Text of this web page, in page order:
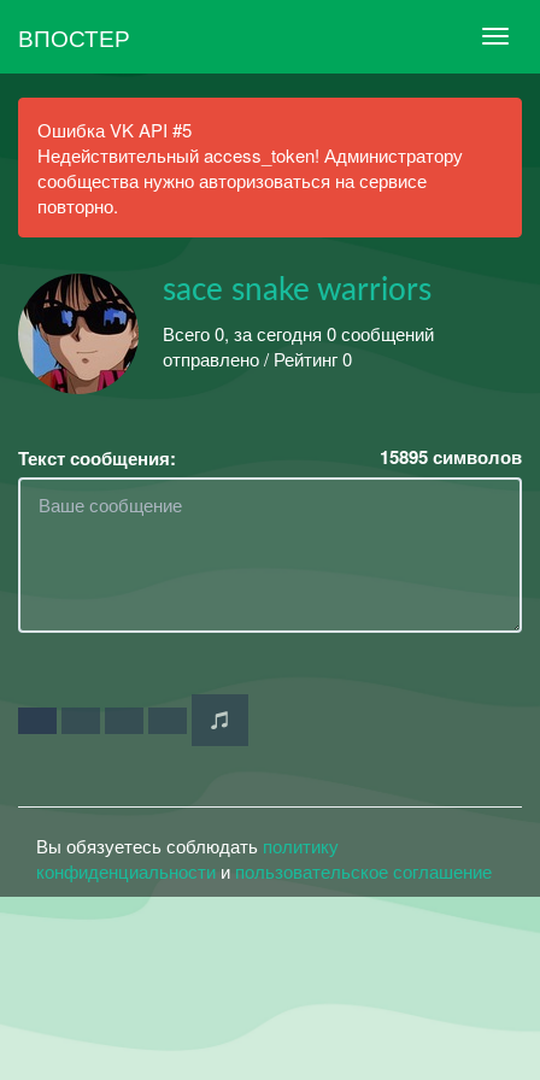
ВПОСТЕР
Ошибка VK API #5
Недействительный access_token! Администратору
сообщества нужно авторизоваться на сервисе
повторно.
sace snake warriors
Всего 0, за сегодня 0 сообщений
отправлено / Рейтинг 0
Текст сообщения: 15895символов
Вы обязуетесь соблюдать политику
конфиденциальности и пользовательское соглашение